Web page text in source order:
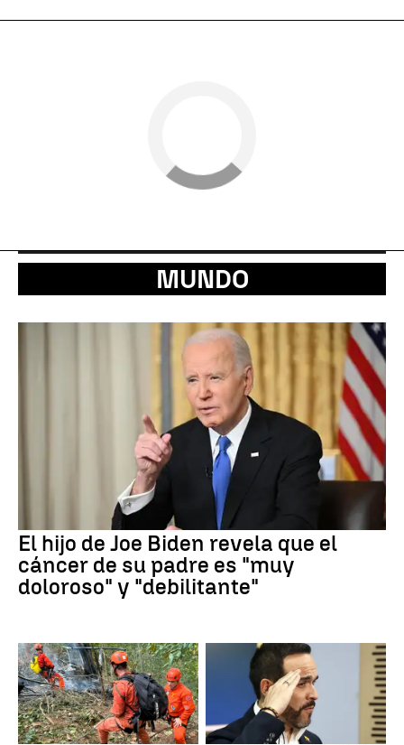
MUNDO
El hijo de Joe Biden revela que el
cáncer de su padre es "muy
doloroso" y "debilitante"